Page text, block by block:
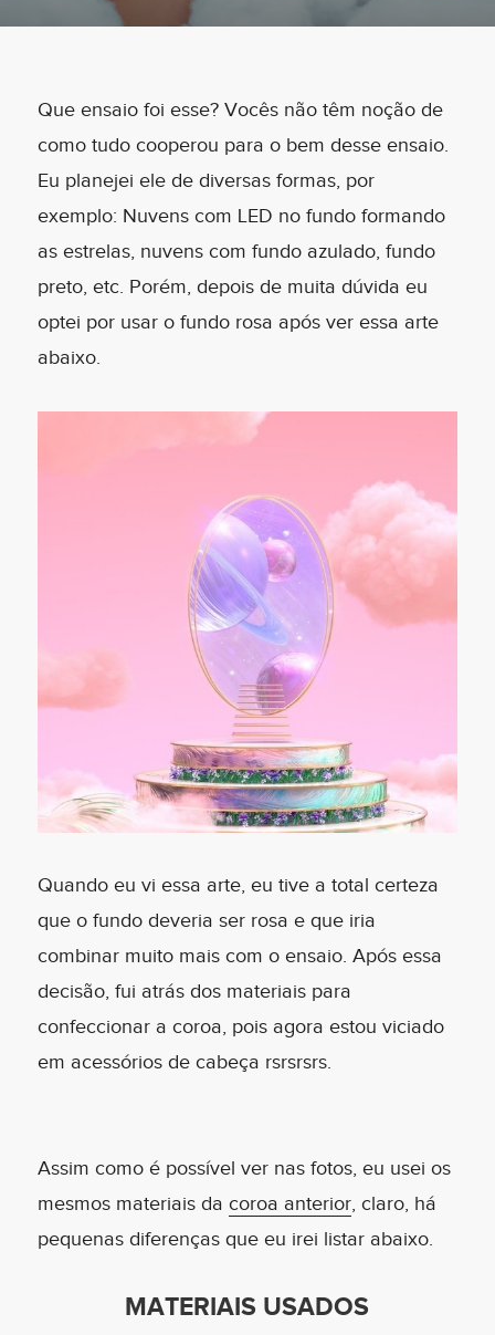
Que ensaio foi esse? Vocês não têm noção de
como tudo cooperou para o bem desse ensaio.
Eu planejei ele de diversas formas, por
exemplo: Nuvens com LED no fundo formando
as estrelas, nuvens com fundo azulado, fundo
preto, etc. Porém, depois de muita dúvida eu
optei por usar o fundo rosa após ver essa arte
abaixo.
Quando eu vi essa arte, eu tive a total certeza
que o fundo deveria ser rosa e que iria
combinar muito mais com o ensaio. Após essa
decisão, fui atrás dos materiais para
confeccionar a coroa, pois agora estou viciado
em acessórios de cabeça rsrsrsrs.
Assim como é possível ver nas fotos, eu usei os
mesmos materiais da coroa anterior, claro, há
pequenas diferenças que eu irei listar abaixo.
MATERIAIS USADOS